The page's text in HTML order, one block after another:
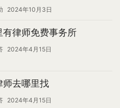
2024年10月3日
有律师免费事务所
2024年4月15日
师去哪里找
2024年4月15日